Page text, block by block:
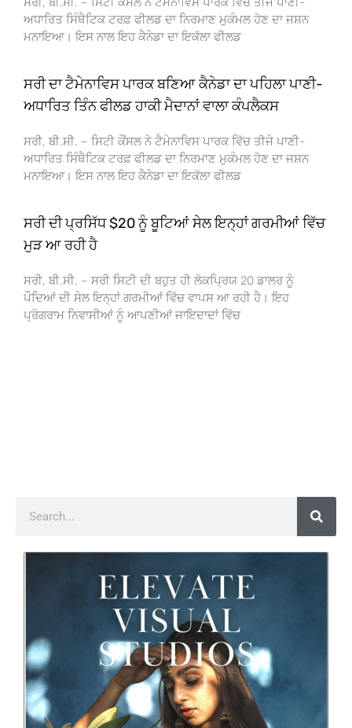
ਅਧਾਰਿਤ ਸਿੰਥੈਟਿਕ ਟਰਫ਼ ਫੀਲਡ ਦਾ ਨਿਰਮਾਣ ਮੁਕੰਮਲ ਹੋਣ ਦਾ ਜਸ਼ਨ
ਮਨਾਇਆ। ਇਸ ਨਾਲ ਇਹ ਕੈਨੇਡਾ ਦਾ ਇਕੱਲਾ ਫੀਲਡ
ਸਰੀ ਦਾ ਟੈਮੇਨਾਵਿਸ ਪਾਰਕ ਬਣਿਆ ਕੈਨੇਡਾ ਦਾ ਪਹਿਲਾ ਪਾਣੀ-
ਅਧਾਰਿਤ ਤਿੰਨ ਫੀਲਡ ਹਾਕੀ ਮੈਦਾਨਾਂ ਵਾਲਾ ਕੰਪਲੈਕਸ
ਸਰੀ, ਬੀ.ਸੀ. – ਸਿਟੀ ਕੌਂਸਲ ਨੇ ਟੈਮੇਨਾਵਿਸ ਪਾਰਕ ਵਿੱਚ ਤੀਜੇ ਪਾਣੀ-
ਅਧਾਰਿਤ ਸਿੰਥੈਟਿਕ ਟਰਫ਼ ਫੀਲਡ ਦਾ ਨਿਰਮਾਣ ਮੁਕੰਮਲ ਹੋਣ ਦਾ ਜਸ਼ਨ
ਮਨਾਇਆ। ਇਸ ਨਾਲ ਇਹ ਕੈਨੇਡਾ ਦਾ ਇਕੱਲਾ ਫੀਲਡ
ਸਰੀ ਦੀ ਪ੍ਰਸਿੱਧ $20 ਨੂੰ ਬੂਟਿਆਂ ਸੇਲ ਇਨ੍ਹਾਂ ਗਰਮੀਆਂ ਵਿੱਚ
ਮੁੜ ਆ ਰਹੀ ਹੈ
ਸਰੀ, ਬੀ.ਸੀ. – ਸਰੀ ਸਿਟੀ ਦੀ ਬਹੁਤ ਹੀ ਲੋਕਪ੍ਰਿਯ 20 ਡਾਲਰ ਨੂੰ
ਪੌਦਿਆਂ ਦੀ ਸੇਲ ਇਨ੍ਹਾਂ ਗਰਮੀਆਂ ਵਿੱਚ ਵਾਪਸ ਆ ਰਹੀ ਹੈ। ਇਹ
ਪ੍ਰੋਗਰਾਮ ਨਿਵਾਸੀਆਂ ਨੂੰ ਆਪਣੀਆਂ ਜਾਇਦਾਦਾਂ ਵਿੱਚ